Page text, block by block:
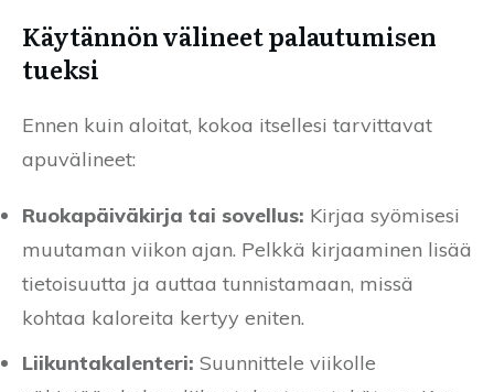
Käytännön välineet palautumisen
tueksi
Ennen kuin aloitat, kokoa itsellesi tarvittavat
apuvälineet:
Ruokapäiväkirja tai sovellus: Kirjaa syömisesi
muutaman viikon ajan. Pelkkä kirjaaminen lisää
tietoisuutta ja auttaa tunnistamaan, missä
kohtaa kaloreita kertyy eniten.
Liikuntakalenteri: Suunnittele viikolle